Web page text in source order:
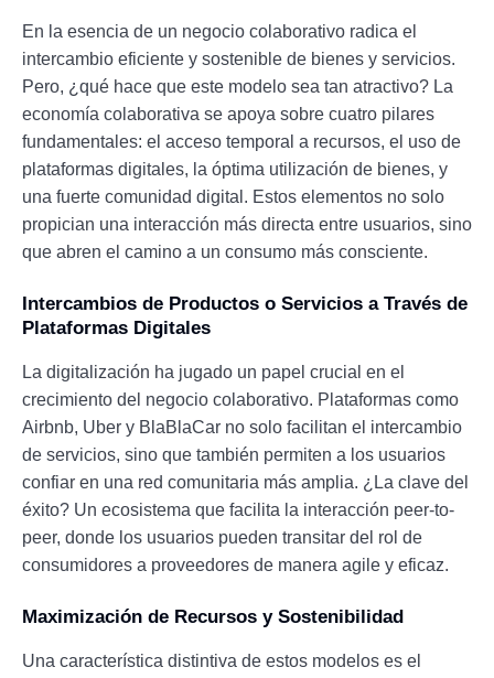
En la esencia de un negocio colaborativo radica el
intercambio eficiente y sostenible de bienes y servicios.
Pero, ¿qué hace que este modelo sea tan atractivo? La
economía colaborativa se apoya sobre cuatro pilares
fundamentales: el acceso temporal a recursos, el uso de
plataformas digitales, la óptima utilización de bienes, y
una fuerte comunidad digital. Estos elementos no solo
propician una interacción más directa entre usuarios, sino
que abren el camino a un consumo más consciente.
Intercambios de Productos o Servicios a Través de
Plataformas Digitales
La digitalización ha jugado un papel crucial en el
crecimiento del negocio colaborativo. Plataformas como
Airbnb, Uber y BlaBlaCar no solo facilitan el intercambio
de servicios, sino que también permiten a los usuarios
confiar en una red comunitaria más amplia. ¿La clave del
éxito? Un ecosistema que facilita la interacción peer-to-
peer, donde los usuarios pueden transitar del rol de
consumidores a proveedores de manera agile y eficaz.
Maximización de Recursos y Sostenibilidad
Una característica distintiva de estos modelos es el